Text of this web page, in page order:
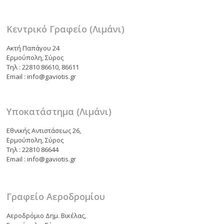
ε
Κεντρικό Γραφείο (Λιμάνι)
Ακτή Παπάγου 24
Ερμούπολη, Σύρος
Τηλ : 22810 86610, 86611
Email : info@gaviotis.gr
Υποκατάστημα (Λιμάνι)
Εθνικής Αντιστάσεως 26,
Ερμούπολη, Σύρος
Τηλ : 22810 86644
Email : info@gaviotis.gr
Γραφείο Αεροδρομίου
Αεροδρόμιο Δημ. Βικέλας,